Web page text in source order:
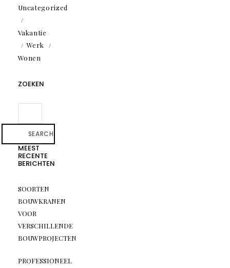
Uncategorized
Vakantie
Werk
Wonen
ZOEKEN
SEARCH
MEEST
RECENTE
BERICHTEN
SOORTEN
BOUWKRANEN
VOOR
VERSCHILLENDE
BOUWPROJECTEN
PROFESSIONEEL